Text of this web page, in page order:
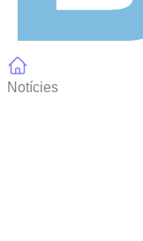
Notícies